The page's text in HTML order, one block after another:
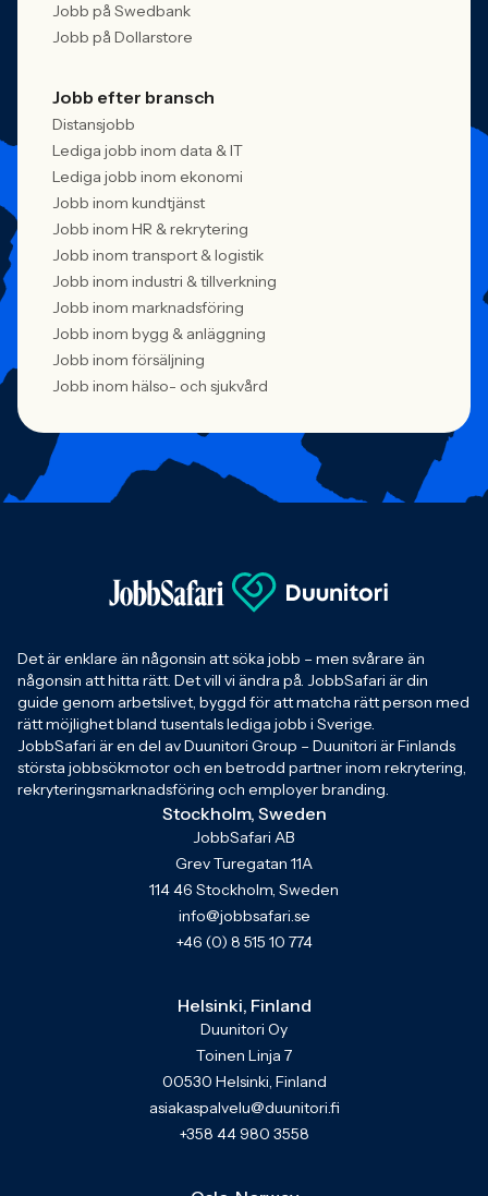
Jobb på Swedbank
Jobb på Dollarstore
Jobb efter bransch
Distansjobb
Lediga jobb inom data & IT
Lediga jobb inom ekonomi
Jobb inom kundtjänst
Jobb inom HR & rekrytering
Jobb inom transport & logistik
Jobb inom industri & tillverkning
Jobb inom marknadsföring
Jobb inom bygg & anläggning
Jobb inom försäljning
Jobb inom hälso- och sjukvård
Det är enklare än någonsin att söka jobb – men svårare än
någonsin att hitta rätt. Det vill vi ändra på. JobbSafari är din
guide genom arbetslivet, byggd för att matcha rätt person med
rätt möjlighet bland tusentals lediga jobb i Sverige.
JobbSafari är en del av Duunitori Group – Duunitori är Finlands
största jobbsökmotor och en betrodd partner inom rekrytering,
rekryteringsmarknadsföring och employer branding.
Stockholm, Sweden
JobbSafari AB
Grev Turegatan 11A
114 46 Stockholm, Sweden
info@jobbsafari.se
+46 (0) 8 515 10 774
Helsinki, Finland
Duunitori Oy
Toinen Linja 7
00530 Helsinki, Finland
asiakaspalvelu@duunitori.fi
+358 44 980 3558